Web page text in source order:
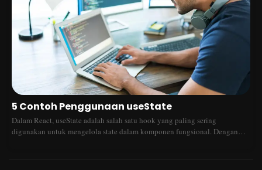
5 Contoh Penggunaan useState
Dalam React, useState adalah salah satu hook yang paling sering
digunakan untuk mengelola state dalam komponen fungsional. Dengan